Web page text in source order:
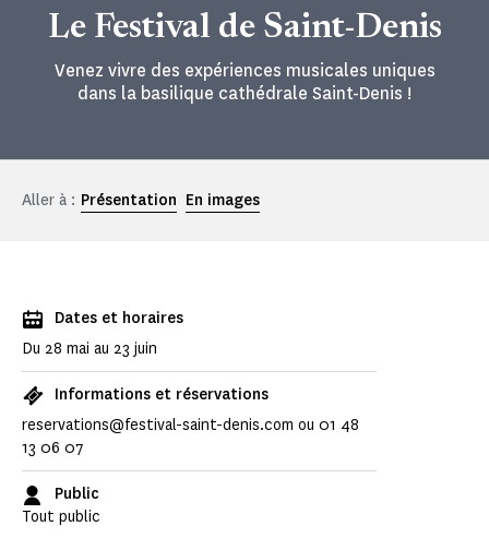
Le Festival de Saint-Denis
Venez vivre des expériences musicales uniques
dans la basilique cathédrale Saint-Denis !
Aller à : Présentation En images
Dates et horaires
Du 28 mai au 23 juin
Informations et réservations
reservations@festival-saint-denis.com ou 01 48
13 06 07
Public
Tout public